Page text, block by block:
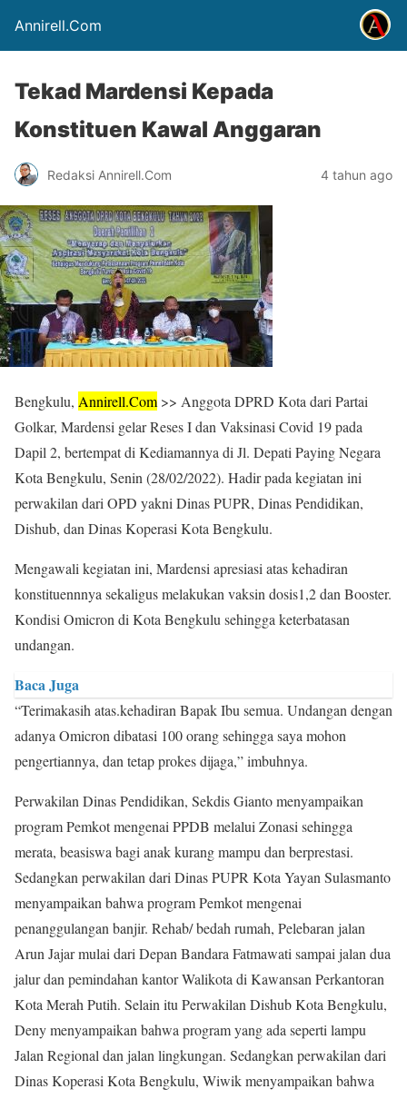
Annirell.Com
Tekad Mardensi Kepada
Konstituen Kawal Anggaran
Redaksi Annirell.Com 4 tahun ago
Bengkulu, Annirell.Com >> Anggota DPRD Kota dari Partai
Golkar, Mardensi gelar Reses I dan Vaksinasi Covid 19 pada
Dapil 2, bertempat di Kediamannya di Jl. Depati Paying Negara
Kota Bengkulu, Senin (28/02/2022). Hadir pada kegiatan ini
perwakilan dari OPD yakni Dinas PUPR, Dinas Pendidikan,
Dishub, dan Dinas Koperasi Kota Bengkulu.
Mengawali kegiatan ini, Mardensi apresiasi atas kehadiran
konstituennnya sekaligus melakukan vaksin dosis1,2 dan Booster.
Kondisi Omicron di Kota Bengkulu sehingga keterbatasan
undangan.
Baca Juga
“Terimakasih atas.kehadiran Bapak Ibu semua. Undangan dengan
adanya Omicron dibatasi 100 orang sehingga saya mohon
pengertiannya, dan tetap prokes dijaga,” imbuhnya.
Perwakilan Dinas Pendidikan, Sekdis Gianto menyampaikan
program Pemkot mengenai PPDB melalui Zonasi sehingga
merata, beasiswa bagi anak kurang mampu dan berprestasi.
Sedangkan perwakilan dari Dinas PUPR Kota Yayan Sulasmanto
menyampaikan bahwa program Pemkot mengenai
penanggulangan banjir. Rehab/ bedah rumah, Pelebaran jalan
Arun Jajar mulai dari Depan Bandara Fatmawati sampai jalan dua
jalur dan pemindahan kantor Walikota di Kawansan Perkantoran
Kota Merah Putih. Selain itu Perwakilan Dishub Kota Bengkulu,
Deny menyampaikan bahwa program yang ada seperti lampu
Jalan Regional dan jalan lingkungan. Sedangkan perwakilan dari
Dinas Koperasi Kota Bengkulu, Wiwik menyampaikan bahwa